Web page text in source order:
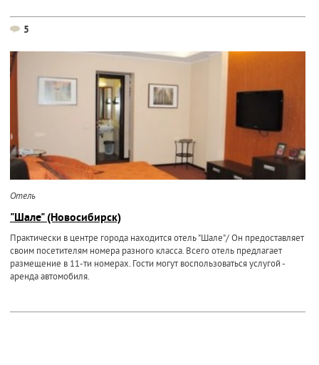
5
Отель
"Шале" (Новосибирск)
Практически в центре города находится отель "Шале"/ Он предоставляет
своим посетителям номера разного класса. Всего отель предлагает
размещение в 11-ти номерах. Гости могут воспользоваться услугой -
аренда автомобиля.